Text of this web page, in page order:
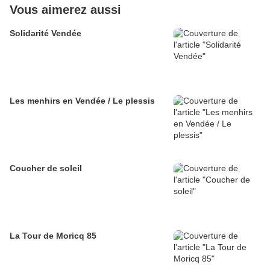
Vous aimerez aussi
Solidarité Vendée
Les menhirs en Vendée / Le plessis
Coucher de soleil
La Tour de Moricq 85